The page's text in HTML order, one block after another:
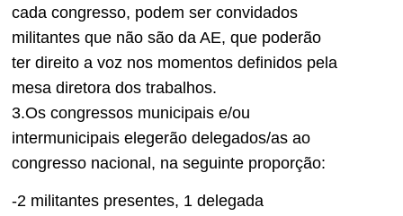
cada congresso, podem ser convidados
militantes que não são da AE, que poderão
ter direito a voz nos momentos definidos pela
mesa diretora dos trabalhos.
3.Os congressos municipais e/ou
intermunicipais elegerão delegados/as ao
congresso nacional, na seguinte proporção:
-2 militantes presentes, 1 delegada